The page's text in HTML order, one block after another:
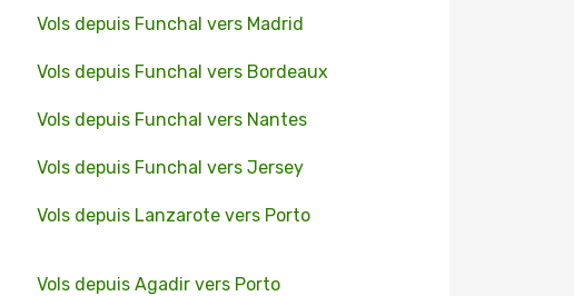
Vols depuis Funchal vers Madrid
Vols depuis Funchal vers Bordeaux
Vols depuis Funchal vers Nantes
Vols depuis Funchal vers Jersey
Vols depuis Lanzarote vers Porto
Vols depuis Agadir vers Porto